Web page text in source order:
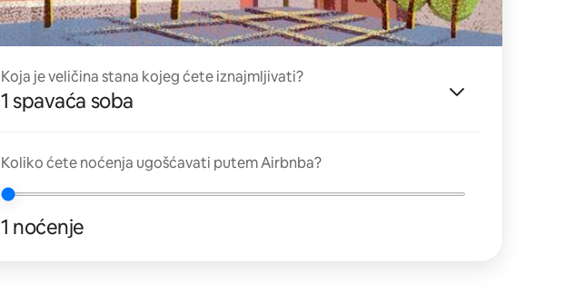
Koja je veličina stana kojeg ćete iznajmljivati?
1 spavaća soba
Koliko ćete noćenja ugošćavati putem Airbnba?
1 noćenje